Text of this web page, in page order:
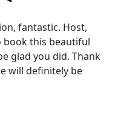
fantastic. Host,
book this beautiful
glad you did. Thank
will definitely be